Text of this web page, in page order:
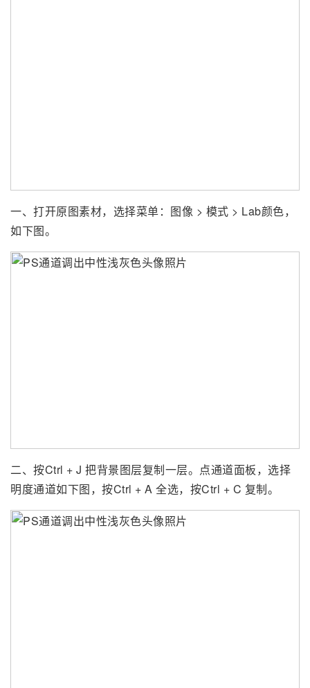
一、打开原图素材，选择菜单：图像 > 模式 > Lab颜色，
如下图。
二、按Ctrl + J 把背景图层复制一层。点通道面板，选择
明度通道如下图，按Ctrl + A 全选，按Ctrl + C 复制。